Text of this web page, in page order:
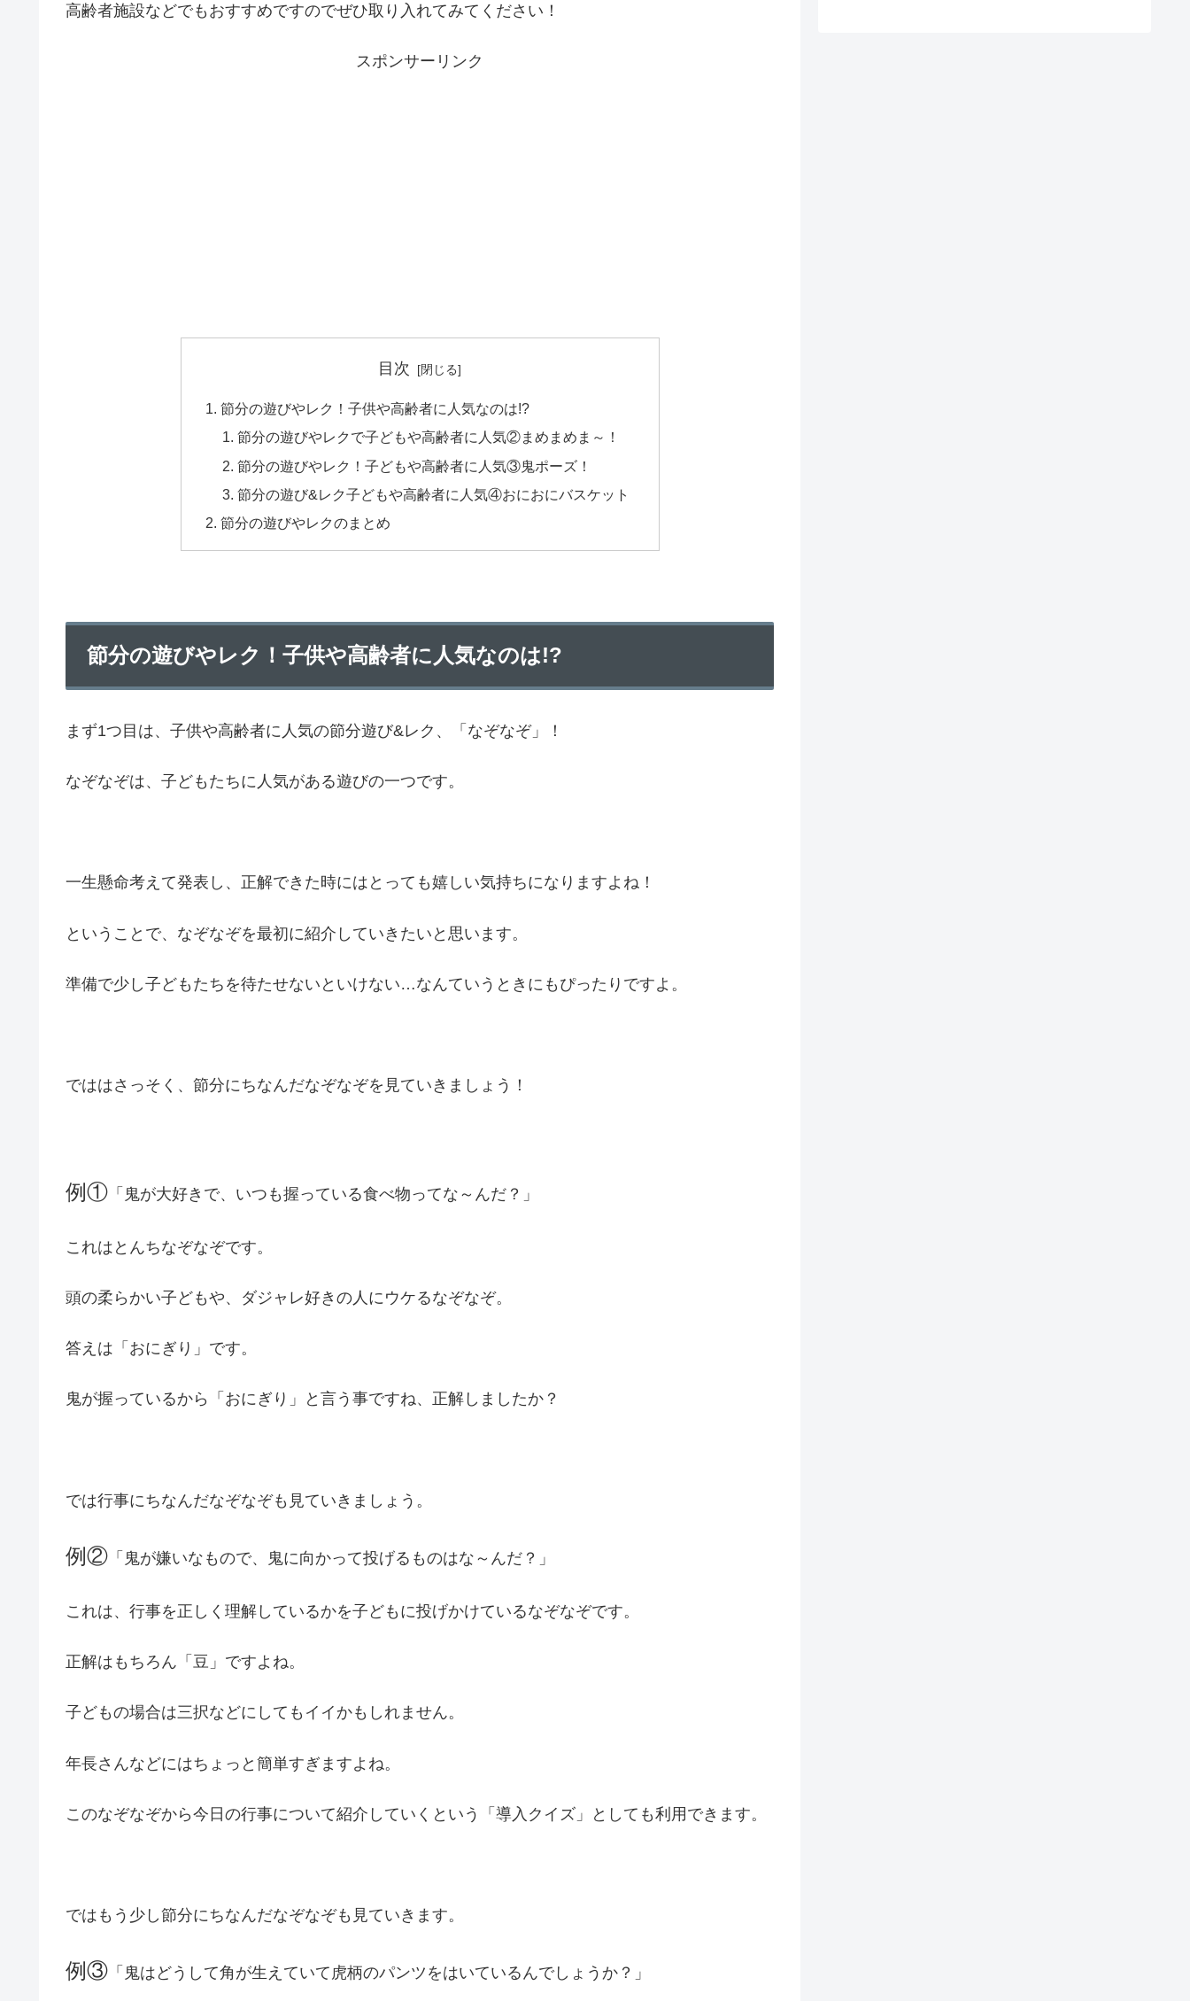
高齢者施設などでもおすすめですのでぜひ取り入れてみてください！
スポンサーリンク
目次
節分の遊びやレク！子供や高齢者に人気なのは!?
節分の遊びやレクで子どもや高齢者に人気②まめまめま～！
節分の遊びやレク！子どもや高齢者に人気③鬼ポーズ！
節分の遊び&レク子どもや高齢者に人気④おにおにバスケット
節分の遊びやレクのまとめ
節分の遊びやレク！子供や高齢者に人気なのは!?
まず1つ目は、子供や高齢者に人気の節分遊び&レク、「なぞなぞ」！
なぞなぞは、子どもたちに人気がある遊びの一つです。
一生懸命考えて発表し、正解できた時にはとっても嬉しい気持ちになりますよね！
ということで、なぞなぞを最初に紹介していきたいと思います。
準備で少し子どもたちを待たせないといけない…なんていうときにもぴったりですよ。
でははさっそく、節分にちなんだなぞなぞを見ていきましょう！
例① 「鬼が大好きで、いつも握っている食べ物ってな～んだ？」
これはとんちなぞなぞです。
頭の柔らかい子どもや、ダジャレ好きの人にウケるなぞなぞ。
答えは「おにぎり」です。
鬼が握っているから「おにぎり」と言う事ですね、正解しましたか？
では行事にちなんだなぞなぞも見ていきましょう。
例② 「鬼が嫌いなもので、鬼に向かって投げるものはな～んだ？」
これは、行事を正しく理解しているかを子どもに投げかけているなぞなぞです。
正解はもちろん「豆」ですよね。
子どもの場合は三択などにしてもイイかもしれません。
年長さんなどにはちょっと簡単すぎますよね。
このなぞなぞから今日の行事について紹介していくという「導入クイズ」としても利用できます。
ではもう少し節分にちなんだなぞなぞも見ていきます。
例③ 「鬼はどうして角が生えていて虎柄のパンツをはいているんでしょうか？」